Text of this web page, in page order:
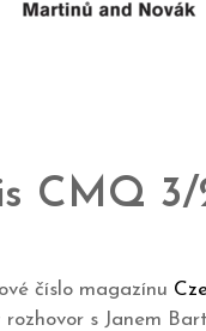
CMQ
číslo magazínu
s Janem